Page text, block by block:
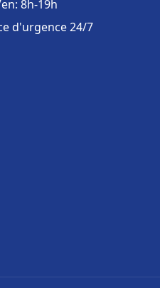
8h-19h
d'urgence 24/7